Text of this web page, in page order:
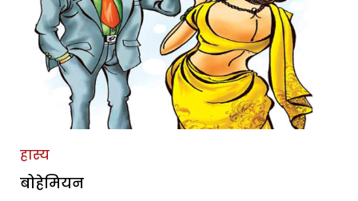
हास्य
बोहेमियन